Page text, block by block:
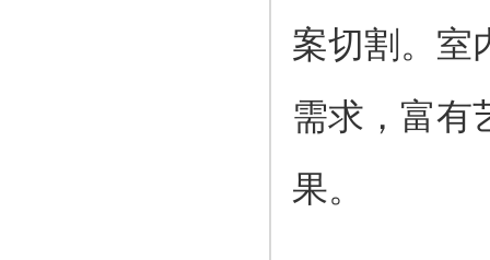
案切割。室
需求，富有
果。